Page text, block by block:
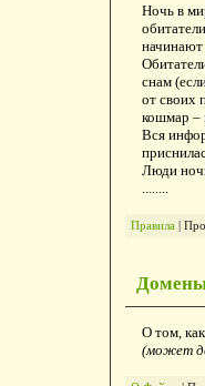
Ночь в
начинают
снам
от своих
кошмар –
Вся
Люди
Правила
О том,
(может